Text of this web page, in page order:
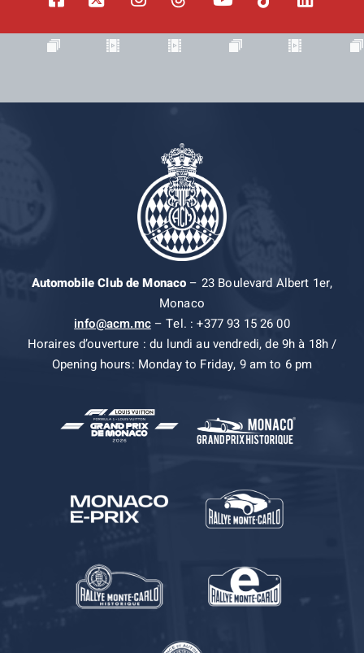
Automobile Club de Monaco– 23 Boulevard Albert 1er,
Monaco
info@acm.mc– Tel. : +377 93 15 26 00
Horaires d’ouverture : du lundi au vendredi, de 9h à 18h /
Opening hours: Monday to Friday, 9 am to 6 pm